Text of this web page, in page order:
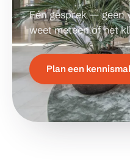
Eén gesprek — geen
weet meteen of het
Plan een